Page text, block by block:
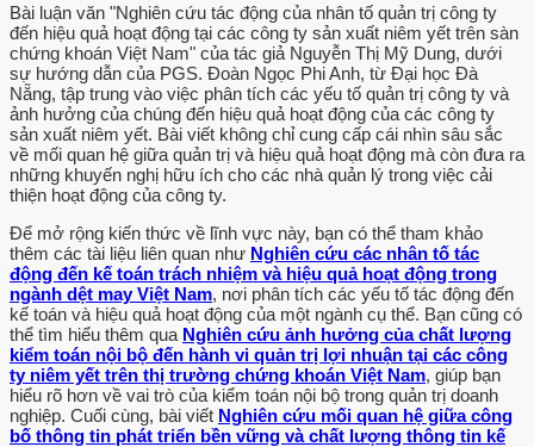
(2011) xem xét tác động của cấu trúc sở hữu và quản trị công ty lên
hiệu quả hoạt động công ty tại thị trường vốn Trung Quốc trong giai
đoạn 2004-2007.
Cấu trúc được đề cập trong nghiên cứu này bao gồm sở hữu nhà
nước, sở hữu thành viên Hội đồng quản trị, sở hữu ban giám đốc,
sở. cứu chỉ ra quy mô Hội đồng quản trị, sở hữu tổ. chức tác động
cùng chiều lên giá trị công ty. Các nghiên cứu đo lường sự độc lập
trị độc lập chia cho tổng số thành viên Hội đồng quản trị (Lee và
Zhang, 2011; Turki va Sedrine, 2012).
"Nghiên cứu của Stiles va Taylor (2001) cho thấy một tỷ lệ nhà quản
trị độc lập càng lớn thì kết quả kinh doanh cảng tốt. Các nhà quản
trị độc lập sẽ đánh giá tốt hơn và đại điện công bằng hơn cho lợi ích
của cỗ đông, phù hợp. như một cơ chế quản lý đáng tin cậy và khả
năng tiềm ẩn của họ để tập trung. vào việc đảm bảo tối đa hóa giá
trị của cổ đông (Beasley, 1996).
Bài luận văn "Nghiên cứu tác động của nhân tố quản trị công ty
đến hiệu quả hoạt động tại các công ty sản xuất niêm yết trên sàn
chứng khoán Việt Nam" của tác giả Nguyễn Thị Mỹ Dung, dưới
sự hướng dẫn của PGS. Đoàn Ngọc Phi Anh, từ Đại học Đà
Nẵng, tập trung vào việc phân tích các yếu tố quản trị công ty và
ảnh hưởng của chúng đến hiệu quả hoạt động của các công ty
sản xuất niêm yết. Bài viết không chỉ cung cấp cái nhìn sâu sắc
về mối quan hệ giữa quản trị và hiệu quả hoạt động mà còn đưa ra
những khuyến nghị hữu ích cho các nhà quản lý trong việc cải
thiện hoạt động của công ty.
Để mở rộng kiến thức về lĩnh vực này, bạn có thể tham khảo
thêm các tài liệu liên quan như Nghiên cứu các nhân tố tác
động đến kế toán trách nhiệm và hiệu quả hoạt động trong
ngành dệt may Việt Nam, nơi phân tích các yếu tố tác động đến
kế toán và hiệu quả hoạt động của một ngành cụ thể. Bạn cũng có
thể tìm hiểu thêm qua Nghiên cứu ảnh hưởng của chất lượng
kiểm toán nội bộ đến hành vi quản trị lợi nhuận tại các công
ty niêm yết trên thị trường chứng khoán Việt Nam, giúp bạn
hiểu rõ hơn về vai trò của kiểm toán nội bộ trong quản trị doanh
nghiệp. Cuối cùng, bài viết Nghiên cứu mối quan hệ giữa công
bố thông tin phát triển bền vững và chất lượng thông tin kế